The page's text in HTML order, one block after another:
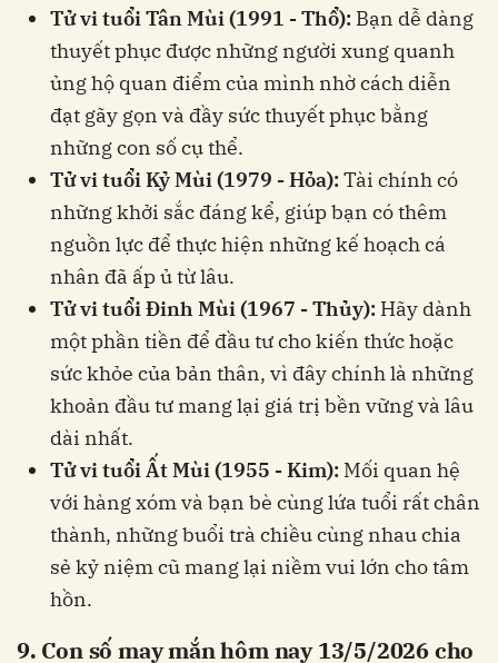
Tử vi tuổi Tân Mùi (1991 - Thổ): Bạn dễ dàng
thuyết phục được những người xung quanh
ủng hộ quan điểm của mình nhờ cách diễn
đạt gãy gọn và đầy sức thuyết phục bằng
những con số cụ thể.
Tử vi tuổi Kỷ Mùi (1979 - Hỏa):Tài chính có
những khởi sắc đáng kể, giúp bạn có thêm
nguồn lực để thực hiện những kế hoạch cá
nhân đã ấp ủ từ lâu.
Tử vi tuổi Đinh Mùi (1967 - Thủy): Hãy dành
một phần tiền để đầu tư cho kiến thức hoặc
sức khỏe của bản thân, vì đây chính là những
khoản đầu tư mang lại giá trị bền vững và lâu
dài nhất.
Tử vi tuổi Ất Mùi (1955 - Kim): Mối quan hệ
với hàng xóm và bạn bè cùng lứa tuổi rất chân
thành, những buổi trà chiều cùng nhau chia
sẻ kỷ niệm cũ mang lại niềm vui lớn cho tâm
hồn.
9. Con số may mắn hôm nay 13/5/2026 cho